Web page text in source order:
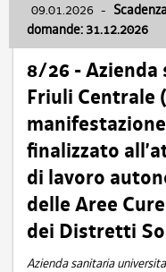
09.01.2026 -
domande: 31.12.2026
8/26 -
Friuli Centrale
finalizzato
di lavoro
delle Aree
dei Distretti
Azienda sanitaria